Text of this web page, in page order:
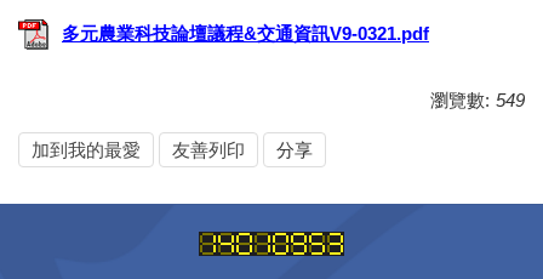
多元農業科技論壇議程&交通資訊V9-0321.pdf
瀏覽數: 549
加到我的最愛 友善列印 分享